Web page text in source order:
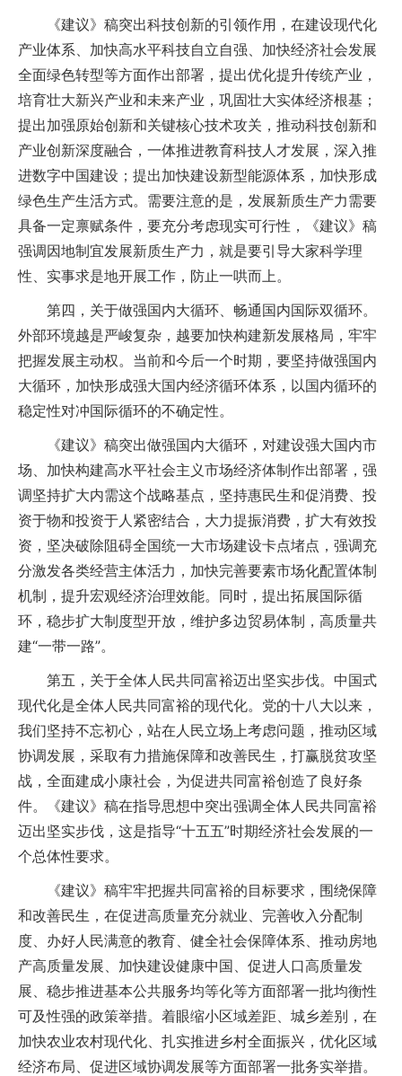
《建议》稿突出科技创新的引领作用，在建设现代化
产业体系、加快高水平科技自立自强、加快经济社会发展
全面绿色转型等方面作出部署，提出优化提升传统产业，
培育壮大新兴产业和未来产业，巩固壮大实体经济根基；
提出加强原始创新和关键核心技术攻关，推动科技创新和
产业创新深度融合，一体推进教育科技人才发展，深入推
进数字中国建设；提出加快建设新型能源体系，加快形成
绿色生产生活方式。需要注意的是，发展新质生产力需要
具备一定禀赋条件，要充分考虑现实可行性，《建议》稿
强调因地制宜发展新质生产力，就是要引导大家科学理
性、实事求是地开展工作，防止一哄而上。
第四，关于做强国内大循环、畅通国内国际双循环。
外部环境越是严峻复杂，越要加快构建新发展格局，牢牢
把握发展主动权。当前和今后一个时期，要坚持做强国内
大循环，加快形成强大国内经济循环体系，以国内循环的
稳定性对冲国际循环的不确定性。
《建议》稿突出做强国内大循环，对建设强大国内市
场、加快构建高水平社会主义市场经济体制作出部署，强
调坚持扩大内需这个战略基点，坚持惠民生和促消费、投
资于物和投资于人紧密结合，大力提振消费，扩大有效投
资，坚决破除阻碍全国统一大市场建设卡点堵点，强调充
分激发各类经营主体活力，加快完善要素市场化配置体制
机制，提升宏观经济治理效能。同时，提出拓展国际循
环，稳步扩大制度型开放，维护多边贸易体制，高质量共
建“一带一路”。
第五，关于全体人民共同富裕迈出坚实步伐。中国式
现代化是全体人民共同富裕的现代化。党的十八大以来，
我们坚持不忘初心，站在人民立场上考虑问题，推动区域
协调发展，采取有力措施保障和改善民生，打赢脱贫攻坚
战，全面建成小康社会，为促进共同富裕创造了良好条
件。《建议》稿在指导思想中突出强调全体人民共同富裕
迈出坚实步伐，这是指导“十五五”时期经济社会发展的一
个总体性要求。
《建议》稿牢牢把握共同富裕的目标要求，围绕保障
和改善民生，在促进高质量充分就业、完善收入分配制
度、办好人民满意的教育、健全社会保障体系、推动房地
产高质量发展、加快建设健康中国、促进人口高质量发
展、稳步推进基本公共服务均等化等方面部署一批均衡性
可及性强的政策举措。着眼缩小区域差距、城乡差别，在
加快农业农村现代化、扎实推进乡村全面振兴，优化区域
经济布局、促进区域协调发展等方面部署一批务实举措。